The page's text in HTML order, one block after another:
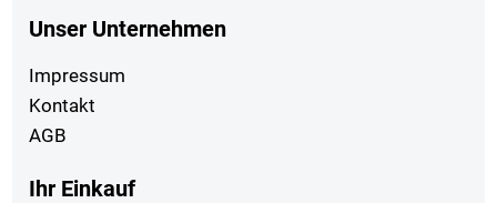
Unser Unternehmen
Impressum
Kontakt
AGB
Ihr Einkauf